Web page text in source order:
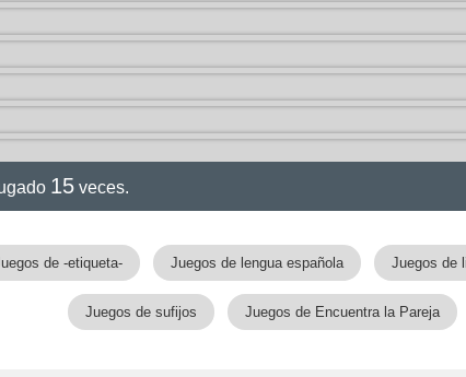
15 veces.
de -etiqueta- Juegos de lengua española Juegos de
Juegos de sufijos Juegos de Encuentra la Pareja